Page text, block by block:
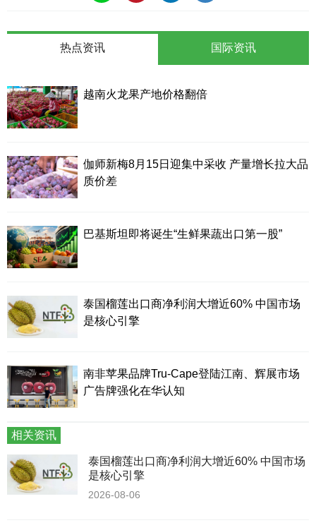
热点资讯
越南火龙果产地价格翻倍
伽师新梅8月15日迎集中采收 产量增长拉大品
质价差
巴基斯坦即将诞生“生鲜果蔬出口第一股”
泰国榴莲出口商净利润大增近60% 中国市场
是核心引擎
南非苹果品牌Tru-Cape登陆江南、辉展市场
广告牌强化在华认知
国际资讯
相关资讯
泰国榴莲出口商净利润大增近60% 中国市场
是核心引擎
2026-08-06